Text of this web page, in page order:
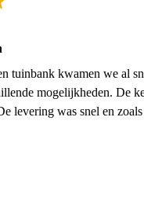
tuinbank kwamen we al
mogelijkheden. De
levering was snel en